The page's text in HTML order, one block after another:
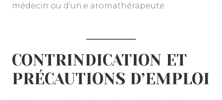
médecin ou d’un.e aromathérapeute.
CONTRINDICATION ET
PRÉCAUTIONS D’EMPLOI